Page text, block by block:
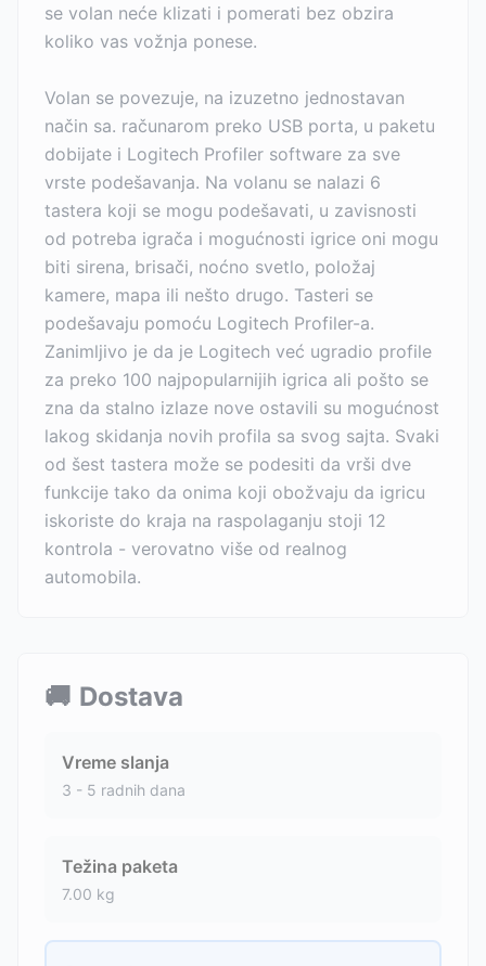
se volan neće klizati i pomerati bez obzira
koliko vas vožnja ponese.
Volan se povezuje, na izuzetno jednostavan
način sa. računarom preko USB porta, u paketu
dobijate i Logitech Profiler software za sve
vrste podešavanja. Na volanu se nalazi 6
tastera koji se mogu podešavati, u zavisnosti
od potreba igrača i mogućnosti igrice oni mogu
biti sirena, brisači, noćno svetlo, položaj
kamere, mapa ili nešto drugo. Tasteri se
podešavaju pomoću Logitech Profiler-a.
Zanimljivo je da je Logitech već ugradio profile
za preko 100 najpopularnijih igrica ali pošto se
zna da stalno izlaze nove ostavili su mogućnost
lakog skidanja novih profila sa svog sajta. Svaki
od šest tastera može se podesiti da vrši dve
funkcije tako da onima koji obožvaju da igricu
iskoriste do kraja na raspolaganju stoji 12
kontrola - verovatno više od realnog
automobila.
🚚 Dostava
Vreme slanja
3 - 5 radnih dana
Težina paketa
7.00 kg